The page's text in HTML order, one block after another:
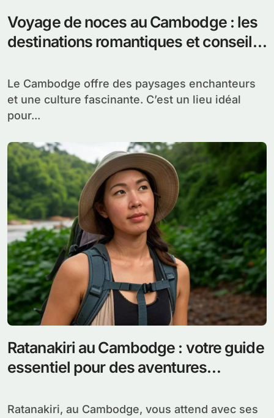
Voyage de noces au Cambodge : les
destinations romantiques et conseils
Le Cambodge offre des paysages enchanteurs
et une culture fascinante. C’est un lieu idéal
pour...
Ratanakiri au Cambodge : votre guide
essentiel pour des aventures
Ratanakiri, au Cambodge, vous attend avec ses